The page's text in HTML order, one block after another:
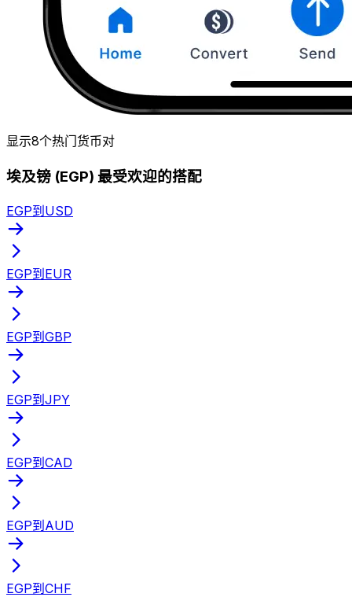
显示8个热门货币对
埃及镑 (EGP) 最受欢迎的搭配
EGP到USD
EGP到EUR
EGP到GBP
EGP到JPY
EGP到CAD
EGP到AUD
EGP到CHF